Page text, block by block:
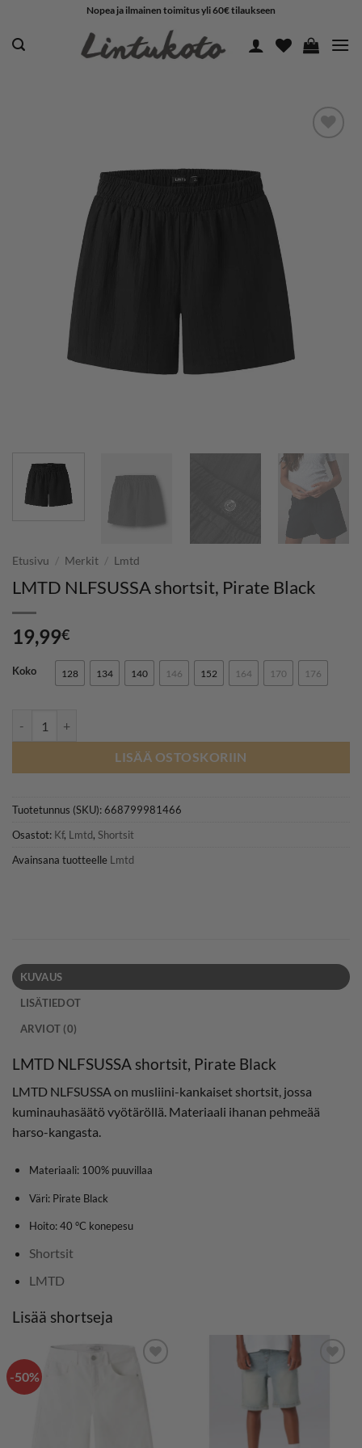
content
Nopea ja ilmainen toimitus yli 60€ tilaukseen
SUOSIKKEIHIN
Etusivu / Merkit / Lmtd
LMTD NLFSUSSA shortsit, Pirate Black
19,99€
Koko 128 134 140 146 152 164 170 176
LISÄÄ OSTOSKORIIN
Tuotetunnus (SKU):668799981466
Osastot: Kf, Lmtd, Shortsit
Avainsana tuotteelle Lmtd
KUVAUS
LISÄTIEDOT
ARVIOT (0)
LMTD NLFSUSSA shortsit, Pirate Black
LMTD NLFSUSSA on musliini-kankaiset shortsit, jossa
kuminauhasäätö vyötäröllä. Materiaali ihanan pehmeää
harso-kangasta.
Materiaali: 100% puuvillaa
Väri: Pirate Black
Hoito: 40 °C konepesu
Shortsit
LMTD
Lisää shortseja
-50%
LISÄÄ